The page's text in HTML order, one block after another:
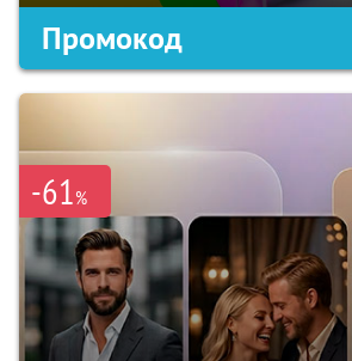
Промокод
-61%